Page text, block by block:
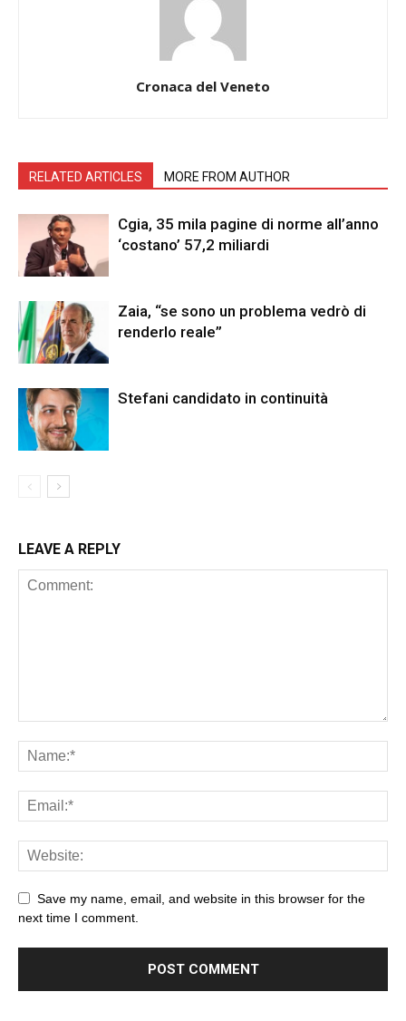
Cronaca del Veneto
RELATED ARTICLES MORE FROM AUTHOR
Cgia, 35 mila pagine di norme all’anno
‘costano’ 57,2 miliardi
Zaia, “se sono un problema vedrò di
renderlo reale”
Stefani candidato in continuità
LEAVE A REPLY
Save my name, email, and website in this browser for the
next time I comment.